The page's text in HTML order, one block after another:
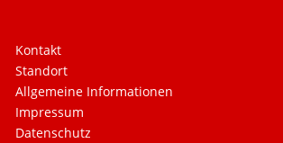
Kontakt
Standort
Allgemeine Informationen
Impressum
Datenschutz